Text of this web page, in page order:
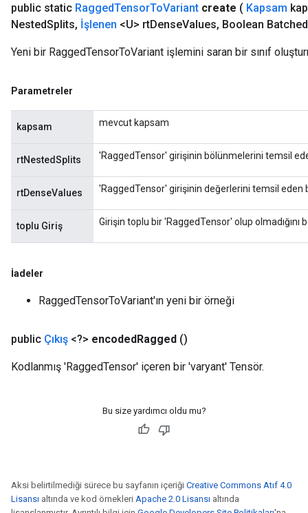
public static RaggedTensorToVariant create ( Kapsam
NestedSplits, İşlenen <U> rtDenseValues, Boolean Batched
Yeni bir RaggedTensorToVariant işlemini saran bir sınıf
Parametreler
kapsam mevcut kapsam
rtNestedSplits 'RaggedTensor' girişinin bölünmelerini temsil
rtDenseValues 'RaggedTensor' girişinin değerlerini temsil eden
toplu Giriş Girişin toplu bir 'RaggedTensor' olup olmadığını
İadeler
RaggedTensorToVariant'ın yeni bir örneği
public Çıkış <?> encodedRagged ()
Kodlanmış 'RaggedTensor' içeren bir 'varyant' Tensör.
Bu size yardımcı oldu mu?
Aksi belirtilmediği sürece bu sayfanın içeriği Creative Commons Atıf 4.0
Lisansı altında ve kod örnekleri Apache 2.0 Lisansı altında